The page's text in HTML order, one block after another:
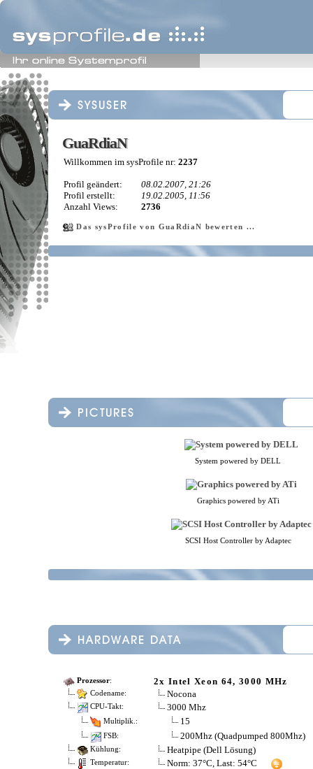
GuaRdiaN
GuaRdiaN
Willkommen im sysProfile nr: 2237
Profil geändert:
08.02.2007, 21:26
Profil erstellt:
19.02.2005, 11:56
Anzahl Views:
2736
Das sysProfile von GuaRdiaN bewerten ...
System powered by DELL
Graphics powered by ATi
SCSI Host Controller by Adaptec
Prozessor: 2x Intel Xeon 64, 3000 MHz
Codename: Nocona
CPU-Takt: 3000 Mhz
Multiplik.: 15
FSB: 200Mhz (Quadpumped 800Mhz)
Kühlung: Heatpipe (Dell Lösung)
Temperatur: Norm: 37°C, Last: 54°C